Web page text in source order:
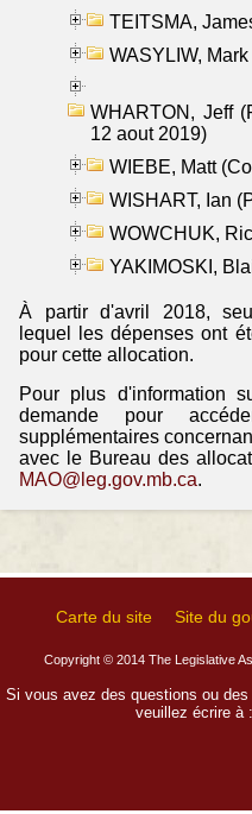
TEITSMA,
WASYLIW,
WHARTON, Jeff
12 aout 2019)
WIEBE, Matt
WISHART, Ian
WOWCHUK,
YAKIMOSKI,
À partir d'avril 2018,
lequel les dépenses ont
pour cette allocation.
Pour plus d'information
demande pour
supplémentaires
avec le Bureau des
MAO@leg.gov.mb.ca.
Carte du site Site du
Copyright © 2014 The Legislative
Si vous avez des questions ou
veuillez écrire à :